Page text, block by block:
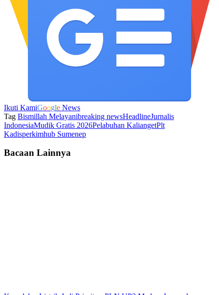
Ikuti KamiGoogle News
Tag Bismillah Melayanibreaking newsHeadlineJurnalis
IndonesiaMudik Gratis 2026Pelabuhan KaliangetPlt
Kadisperkimhub Sumenep
Bacaan Lainnya